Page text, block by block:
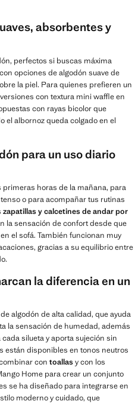
absorbentes y
perfectos si buscas máxima
opciones de algodón suave de
la piel. Para quienes prefieren un
con textura mini waffle en
con rayas bicolor que
el albornoz queda colgado en el
para un uso diario
horas de la mañana, para
o para acompañar tus rutinas
zapatillas y calcetines de andar por
la sensación de confort desde que
el sofá. También funcionan muy
gracias a su equilibrio entre
la diferencia en un
algodón de alta calidad, que ayuda
la sensación de humedad, además
silueta y aporta sujeción sin
están disponibles en tonos neutros
con toallasy con los
Home para crear un conjunto
se ha diseñado para integrarse en
moderno y cuidado, que